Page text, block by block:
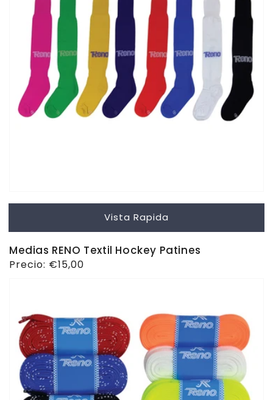
Vista Rapida
Medias RENO Textil Hockey Patines
Precio
Precio: €15,00